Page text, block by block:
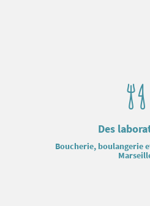
Des
Boucherie, boulangerie